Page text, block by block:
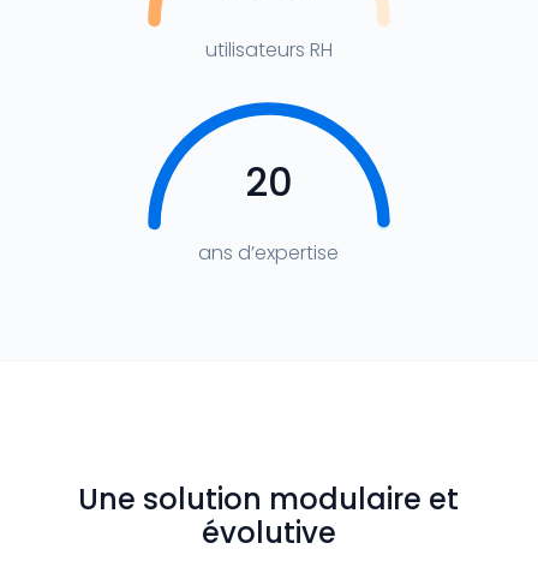
utilisateurs RH
20
ans d’expertise
Une solution modulaire et
évolutive